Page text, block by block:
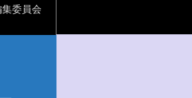
集委員会